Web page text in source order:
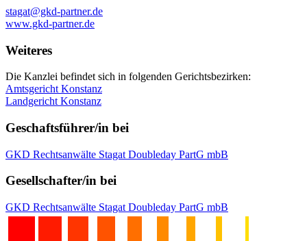
stagat@gkd-partner.de
www.gkd-partner.de
Weiteres
Die Kanzlei befindet sich in folgenden Gerichtsbezirken:
Amtsgericht Konstanz
Landgericht Konstanz
Geschaftsführer/in bei
GKD Rechtsanwälte Stagat Doubleday PartG mbB
Gesellschafter/in bei
GKD Rechtsanwälte Stagat Doubleday PartG mbB